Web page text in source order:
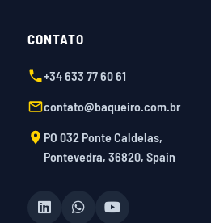
CONTATO
+34 633 77 60 61
contato@baqueiro.com.br
PO 032 Ponte Caldelas,
Pontevedra, 36820, Spain